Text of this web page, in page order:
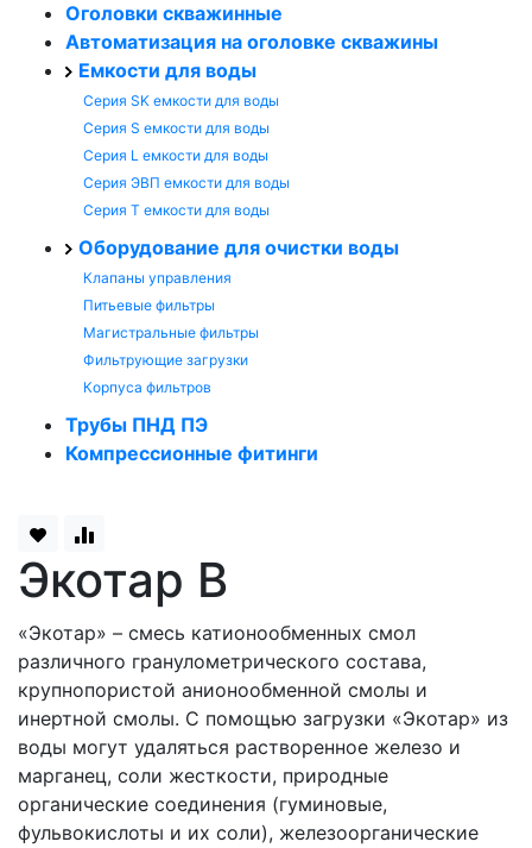
Оголовки скважинные
Автоматизация на оголовке скважины
Емкости для воды
Серия SK емкости для воды
Серия S емкости для воды
Серия L емкости для воды
Серия ЭВП емкости для воды
Серия T емкости для воды
Оборудование для очистки воды
Клапаны управления
Питьевые фильтры
Магистральные фильтры
Фильтрующие загрузки
Корпуса фильтров
Трубы ПНД ПЭ
Компрессионные фитинги
Экотар В
«Экотар» – смесь катионообменных смол
различного гранулометрического состава,
крупнопористой анионообменной смолы и
инертной смолы. С помощью загрузки «Экотар» из
воды могут удаляться растворенное железо и
марганец, соли жесткости, природные
органические соединения (гуминовые,
фульвокислоты и их соли), железоорганические